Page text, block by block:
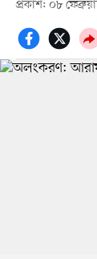
প্রকাশ: ০৮